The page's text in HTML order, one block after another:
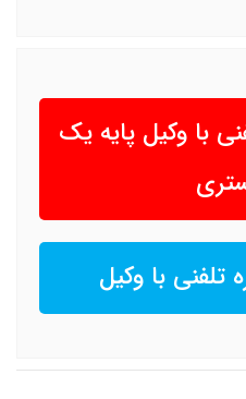
با وکیل پایه یک
تلفنی با وکیل